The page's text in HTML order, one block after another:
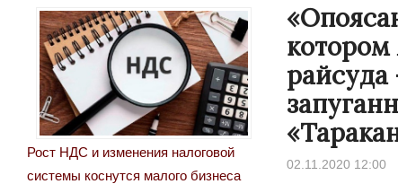
райсуда
02.11.2020 12:00
Рост НДС и изменения налоговой
системы коснутся малого бизнеса